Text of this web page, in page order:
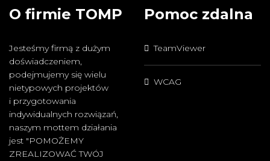
O firmie TOMP
Jesteśmy firmą z dużym
doświadczeniem,
podejmujemy się wielu
nietypowych projektów
i przygotowania
indywidualnych rozwiązań,
naszym mottem działania
jest "POMOŻEMY
ZREALIZOWAĆ TWÓJ
Pomoc zdalna
TeamViewer
WCAG